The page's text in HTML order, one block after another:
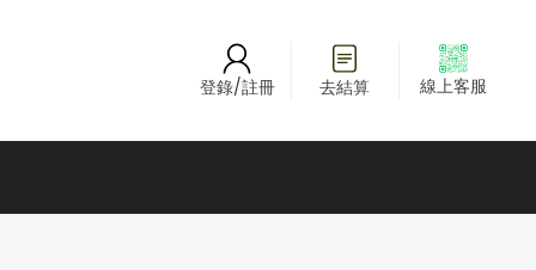
登錄/註冊 去結算 線上客服